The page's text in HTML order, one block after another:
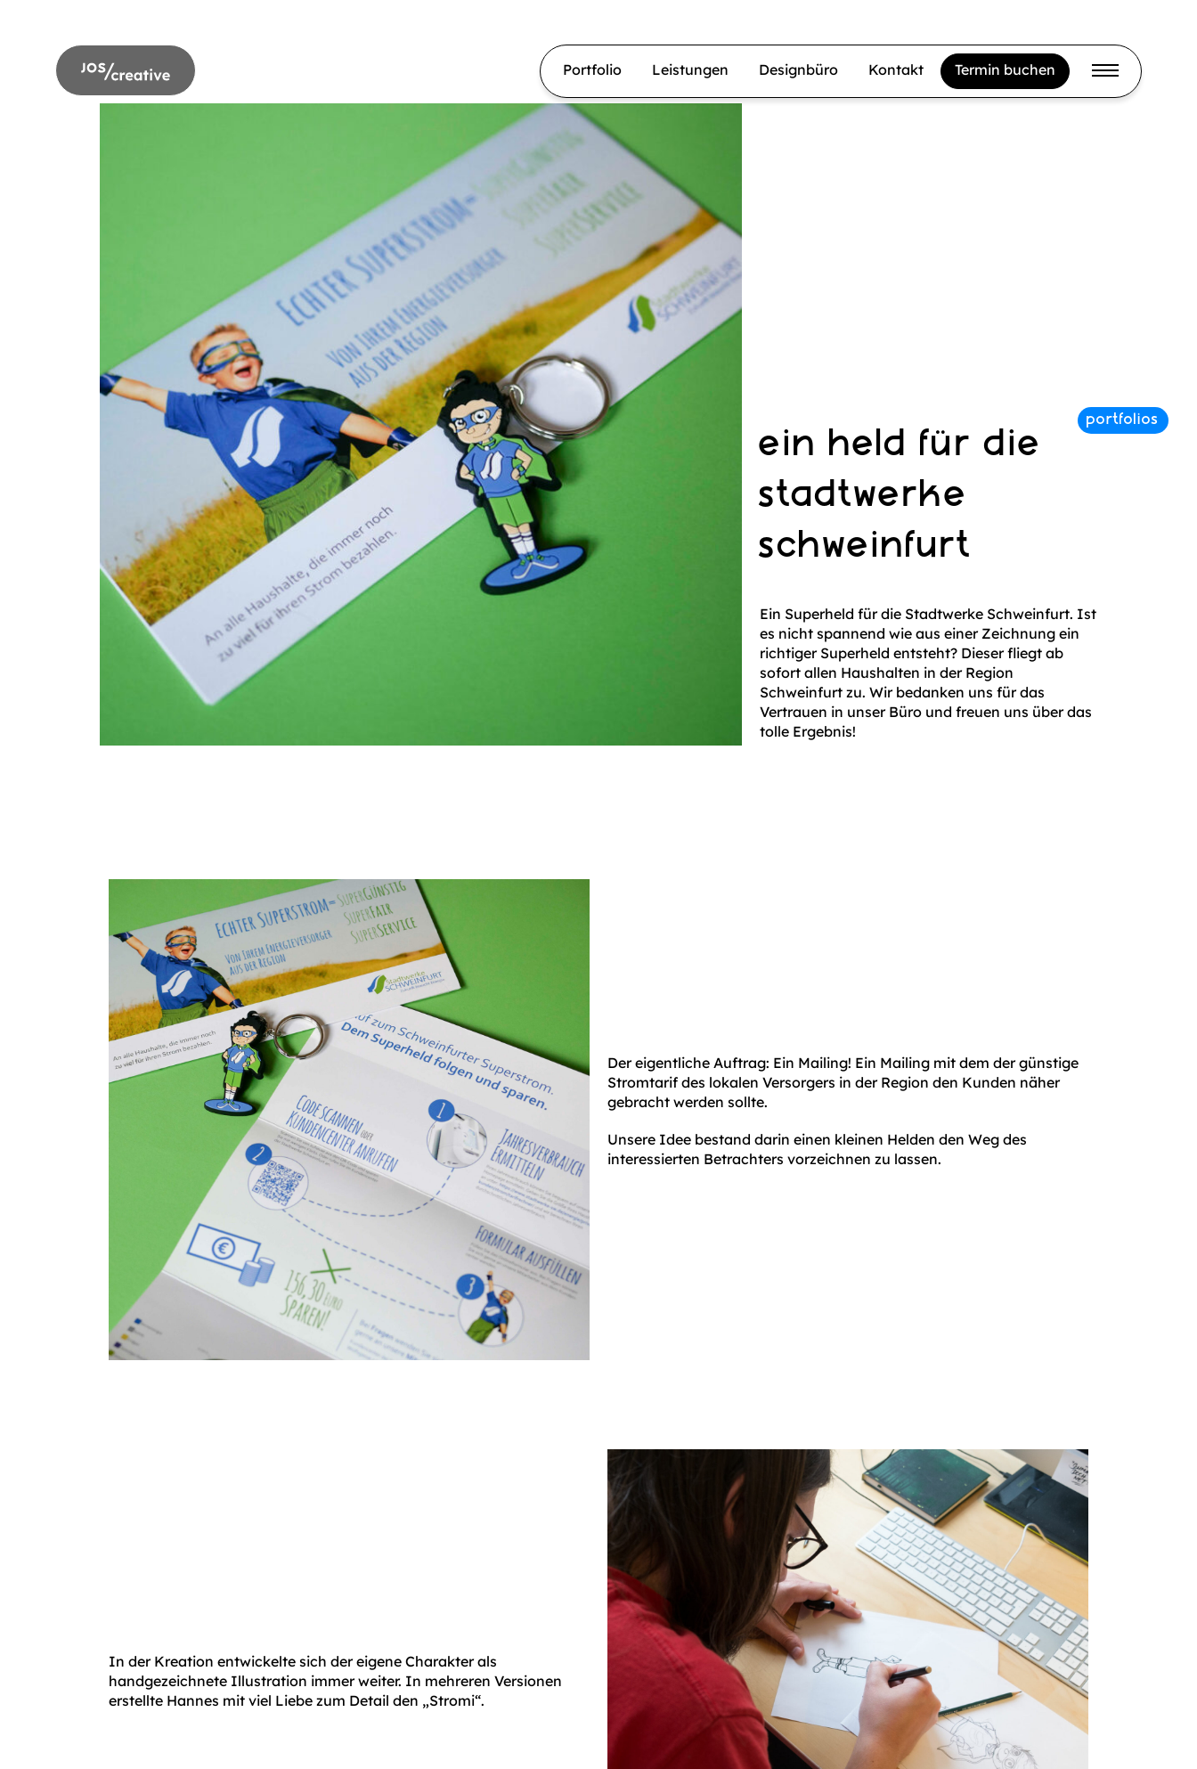
Portfolio Leistungen Designbüro Kontakt Termin buchen
ein held für die
stadtwerke
schweinfurt
Ein Superheld für die Stadtwerke Schweinfurt. Ist
es nicht spannend wie aus einer Zeichnung ein
richtiger Superheld entsteht? Dieser fliegt ab
sofort allen Haushalten in der Region
Schweinfurt zu. Wir bedanken uns für das
Vertrauen in unser Büro und freuen uns über das
tolle Ergebnis!
Der eigentliche Auftrag: Ein Mailing! Ein Mailing mit dem der günstige
Stromtarif des lokalen Versorgers in der Region den Kunden näher
gebracht werden sollte.
Unsere Idee bestand darin einen kleinen Helden den Weg des
interessierten Betrachters vorzeichnen zu lassen.
In der Kreation entwickelte sich der eigene Charakter als
handgezeichnete Illustration immer weiter. In mehreren Versionen
erstellte Hannes mit viel Liebe zum Detail den „Stromi“.